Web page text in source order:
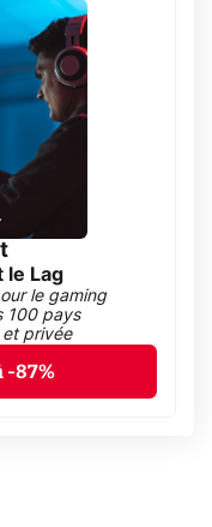
le Lag
le gaming
100 pays
et privée
-87%